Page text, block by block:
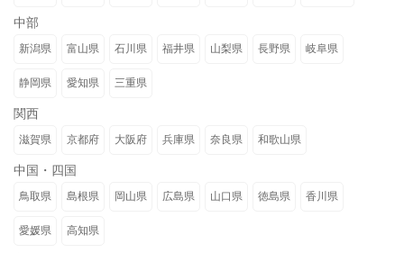
中部
新潟県 富山県 石川県 福井県 山梨県 長野県 岐阜県
静岡県 愛知県 三重県
関西
滋賀県 京都府 大阪府 兵庫県 奈良県 和歌山県
中国・四国
鳥取県 島根県 岡山県 広島県 山口県 徳島県 香川県
愛媛県 高知県